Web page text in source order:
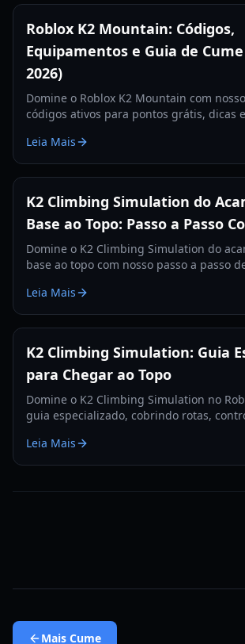
Roblox K2 Mountain: Códigos,
Equipamentos e Guia de
2026)
Domine o Roblox K2 Mountain com
códigos ativos para pontos grátis, dicas
Montanha Selvagem.
Leia Mais
K2 Climbing Simulation do
Base ao Topo: Passo a Passo
Domine o K2 Climbing Simulation do
base ao topo com nosso passo a passo
estratégias por acampamento.
Leia Mais
K2 Climbing Simulation: Guia
para Chegar ao Topo
Domine o K2 Climbing Simulation no
guia especializado, cobrindo rotas,
estratégias de cume.
Leia Mais
Mais Cume